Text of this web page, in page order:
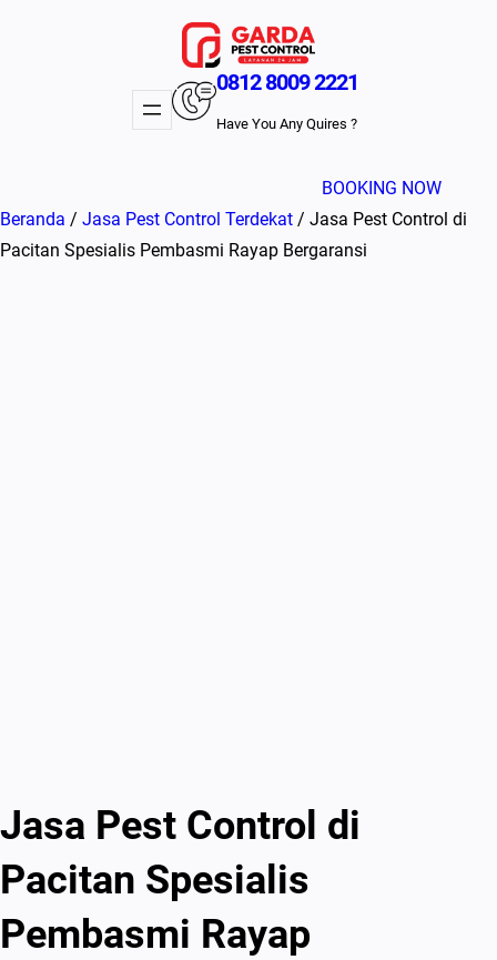
0812 8009 2221
Have You Any Quires ?
BOOKING NOW
Beranda / Jasa Pest Control Terdekat / Jasa Pest Control di
Pacitan Spesialis Pembasmi Rayap Bergaransi
Jasa Pest Control di
Pacitan Spesialis
Pembasmi Rayap